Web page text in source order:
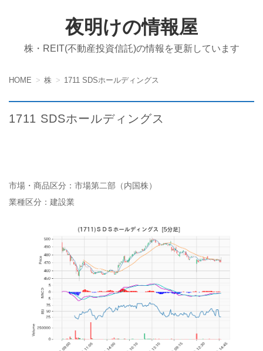
夜明けの情報屋
株・REIT(不動産投資信託)の情報を更新しています
HOME 株 1711 SDSホールディングス
1711 SDSホールディングス
市場・商品区分：市場第二部（内国株）
業種区分：建設業